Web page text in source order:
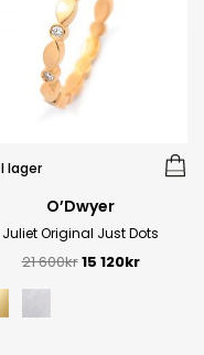
I lager
O’Dwyer
Juliet Original Just Dots
21 600kr15 120kr